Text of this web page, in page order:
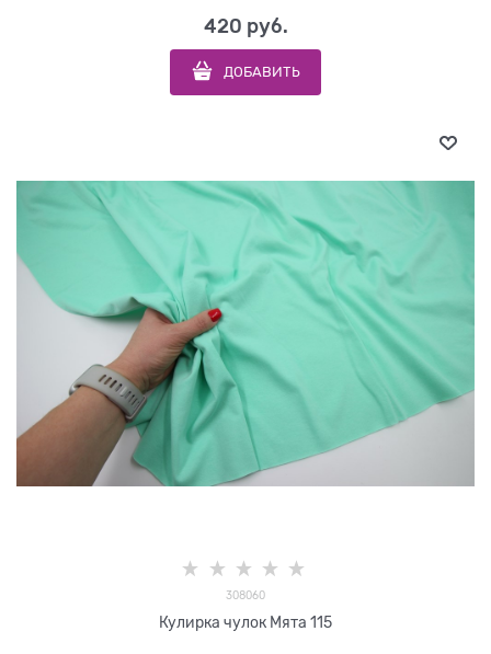
420 руб.
ДОБАВИТЬ
308060
Кулирка чулок Мята 115